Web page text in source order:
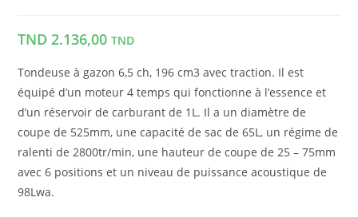
TND 2.136,00 TND
Tondeuse à gazon 6,5 ch, 196 cm3 avec traction. Il est
équipé d’un moteur 4 temps qui fonctionne à l’essence et
d’un réservoir de carburant de 1L. Il a un diamètre de
coupe de 525mm, une capacité de sac de 65L, un régime de
ralenti de 2800tr/min, une hauteur de coupe de 25 – 75mm
avec 6 positions et un niveau de puissance acoustique de
98Lwa.